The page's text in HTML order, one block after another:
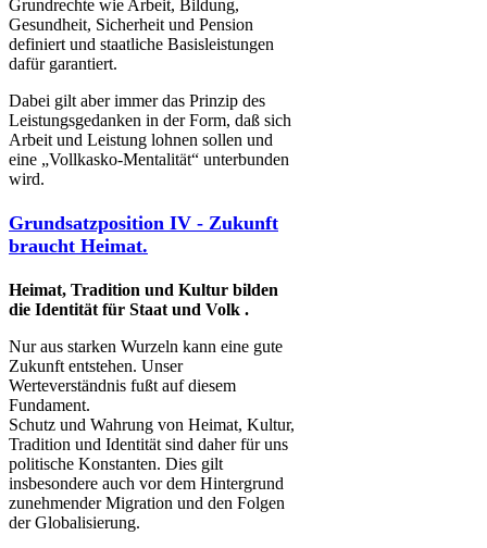
Grundrechte wie Arbeit, Bildung,
Gesundheit, Sicherheit und Pension
definiert und staatliche Basisleistungen
dafür garantiert.
Dabei gilt aber immer das Prinzip des
Leistungsgedanken in der Form, daß sich
Arbeit und Leistung lohnen sollen und
eine „Vollkasko-Mentalität“ unterbunden
wird.
Grundsatzposition IV - Zukunft
braucht Heimat.
Heimat, Tradition und Kultur bilden
die Identität für Staat und Volk​ .
Nur aus starken Wurzeln kann eine gute
Zukunft entstehen. Unser
Werteverständnis fußt auf diesem
Fundament.
Schutz und Wahrung von Heimat, Kultur,
Tradition und Identität sind daher für uns
politische Konstanten. Dies gilt
insbesondere auch vor dem Hintergrund
zunehmender Migration und den Folgen
der Globalisierung.